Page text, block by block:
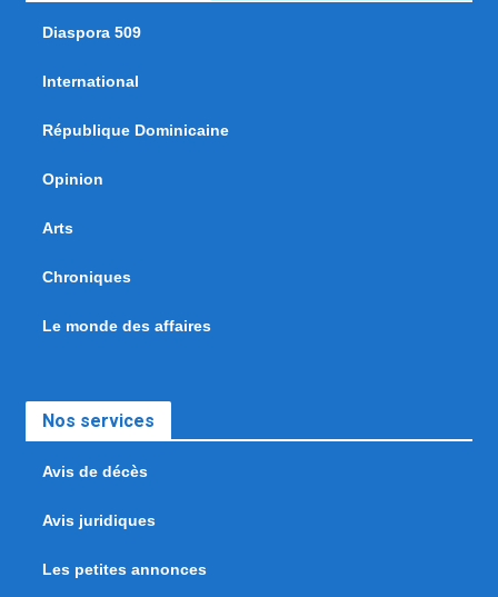
Diaspora 509
International
République Dominicaine
Opinion
Arts
Chroniques
Le monde des affaires
Nos services
Avis de décès
Avis juridiques
Les petites annonces